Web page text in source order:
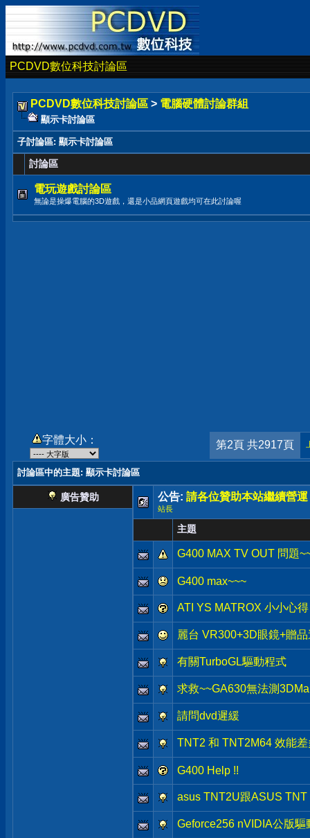
PCDVD數位科技討論區
PCDVD數位科技討論區 > 電腦硬體討論群組
顯示卡討論區
子討論區: 顯示卡討論區
討論區
電玩遊戲討論區
無論是操爆電腦的3D遊戲，還是小品網頁遊戲均可在此討論喔
字體大小： 第2頁 共2917頁
討論區中的主題: 顯示卡討論區
廣告贊助 公告: 請各位贊助本站繼續營運
站長
主題
G400 MAX TV OUT 問題
G400 max~~~
ATI YS MATROX 小小心
麗台 VR300+3D眼鏡+贈
有關TurboGL驅動程式
求救~~GA630無法測
請問dvd遲緩
TNT2 和 TNT2M64 效能
G400 Help !!
asus TNT2U跟ASUS TNT
Geforce256 nVIDIA公版驅